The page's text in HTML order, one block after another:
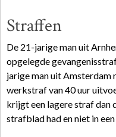
Straffen
De 21-jarige man uit
opgelegde
jarige man uit Amsterdam
werkstraf van 40 uur
krijgt een lagere straf dan
strafblad had en niet in